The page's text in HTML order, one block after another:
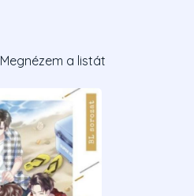
Megnézem a listát